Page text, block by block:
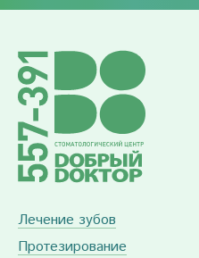
Лечение зубов
Протезирование